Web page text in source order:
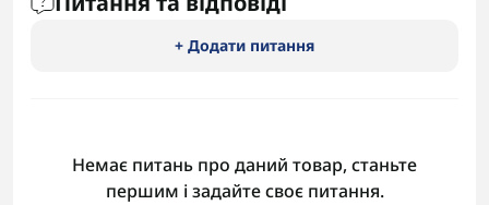
+ Додати питання
Немає питань про даний товар, станьте
першим і задайте своє питання.